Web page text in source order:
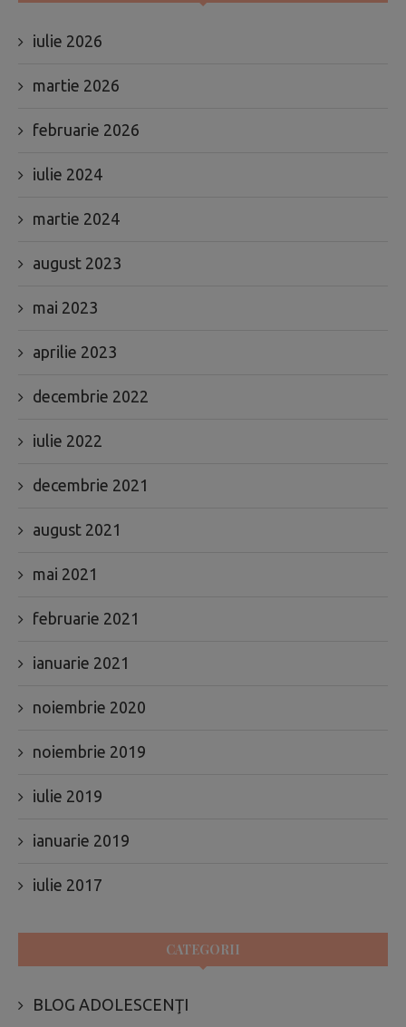
iulie 2026
martie 2026
februarie 2026
iulie 2024
martie 2024
august 2023
mai 2023
aprilie 2023
decembrie 2022
iulie 2022
decembrie 2021
august 2021
mai 2021
februarie 2021
ianuarie 2021
noiembrie 2020
noiembrie 2019
iulie 2019
ianuarie 2019
iulie 2017
CATEGORII
BLOG ADOLESCENŢI